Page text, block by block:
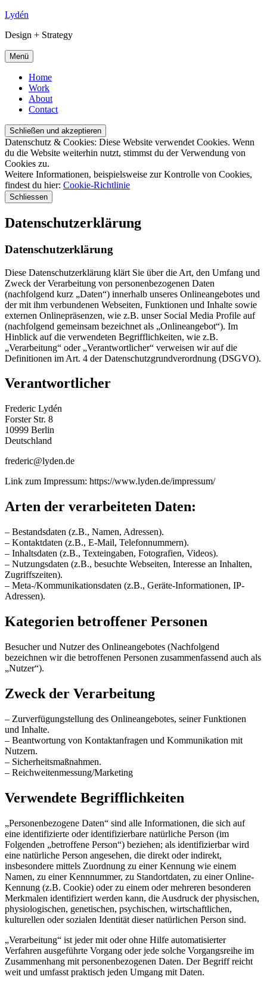
Lydén
Design + Strategy
Menü
Home
Work
About
Contact
Datenschutz & Cookies: Diese Website verwendet Cookies. Wenn
du die Website weiterhin nutzt, stimmst du der Verwendung von
Cookies zu.
Weitere Informationen, beispielsweise zur Kontrolle von Cookies,
findest du hier: Cookie-Richtlinie
Schliessen
Datenschutzerklärung
Datenschutzerklärung
Diese Datenschutzerklärung klärt Sie über die Art, den Umfang und
Zweck der Verarbeitung von personenbezogenen Daten
(nachfolgend kurz „Daten“) innerhalb unseres Onlineangebotes und
der mit ihm verbundenen Webseiten, Funktionen und Inhalte sowie
externen Onlinepräsenzen, wie z.B. unser Social Media Profile auf
(nachfolgend gemeinsam bezeichnet als „Onlineangebot“). Im
Hinblick auf die verwendeten Begrifflichkeiten, wie z.B.
„Verarbeitung“ oder „Verantwortlicher“ verweisen wir auf die
Definitionen im Art. 4 der Datenschutzgrundverordnung (DSGVO).
Verantwortlicher
Frederic Lydén
Forster Str. 8
10999 Berlin
Deutschland
frederic@lyden.de
Link zum Impressum: https://www.lyden.de/impressum/
Arten der verarbeiteten Daten:
– Bestandsdaten (z.B., Namen, Adressen).
– Kontaktdaten (z.B., E-Mail, Telefonnummern).
– Inhaltsdaten (z.B., Texteingaben, Fotografien, Videos).
– Nutzungsdaten (z.B., besuchte Webseiten, Interesse an Inhalten,
Zugriffszeiten).
– Meta-/Kommunikationsdaten (z.B., Geräte-Informationen, IP-
Adressen).
Kategorien betroffener Personen
Besucher und Nutzer des Onlineangebotes (Nachfolgend
bezeichnen wir die betroffenen Personen zusammenfassend auch als
„Nutzer“).
Zweck der Verarbeitung
– Zurverfügungstellung des Onlineangebotes, seiner Funktionen
und Inhalte.
– Beantwortung von Kontaktanfragen und Kommunikation mit
Nutzern.
– Sicherheitsmaßnahmen.
– Reichweitenmessung/Marketing
Verwendete Begrifflichkeiten
„Personenbezogene Daten“ sind alle Informationen, die sich auf
eine identifizierte oder identifizierbare natürliche Person (im
Folgenden „betroffene Person“) beziehen; als identifizierbar wird
eine natürliche Person angesehen, die direkt oder indirekt,
insbesondere mittels Zuordnung zu einer Kennung wie einem
Namen, zu einer Kennnummer, zu Standortdaten, zu einer Online-
Kennung (z.B. Cookie) oder zu einem oder mehreren besonderen
Merkmalen identifiziert werden kann, die Ausdruck der physischen,
physiologischen, genetischen, psychischen, wirtschaftlichen,
kulturellen oder sozialen Identität dieser natürlichen Person sind.
„Verarbeitung“ ist jeder mit oder ohne Hilfe automatisierter
Verfahren ausgeführte Vorgang oder jede solche Vorgangsreihe im
Zusammenhang mit personenbezogenen Daten. Der Begriff reicht
weit und umfasst praktisch jeden Umgang mit Daten.